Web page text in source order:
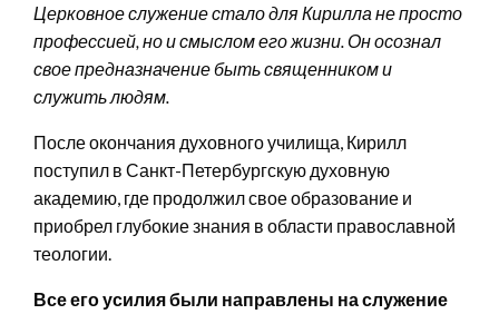
Церковное служение стало для Кирилла не просто
профессией, но и смыслом его жизни. Он осознал
свое предназначение быть священником и
служить людям.
После окончания духовного училища, Кирилл
поступил в Санкт-Петербургскую духовную
академию, где продолжил свое образование и
приобрел глубокие знания в области православной
теологии.
Все его усилия были направлены на служение